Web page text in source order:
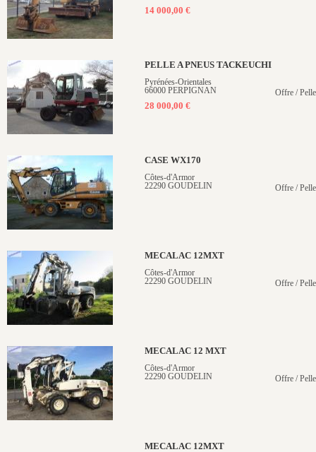
14 000,00 €
PELLE A PNEUS TACKEUCHI
Pyrénées-Orientales
66000 PERPIGNAN
28 000,00 €
Offre /
CASE WX170
Côtes-d'Armor
22290 GOUDELIN
Offre /
MECALAC 12MXT
Côtes-d'Armor
22290 GOUDELIN
Offre /
MECALAC 12 MXT
Côtes-d'Armor
22290 GOUDELIN
Offre /
MECALAC 12MXT